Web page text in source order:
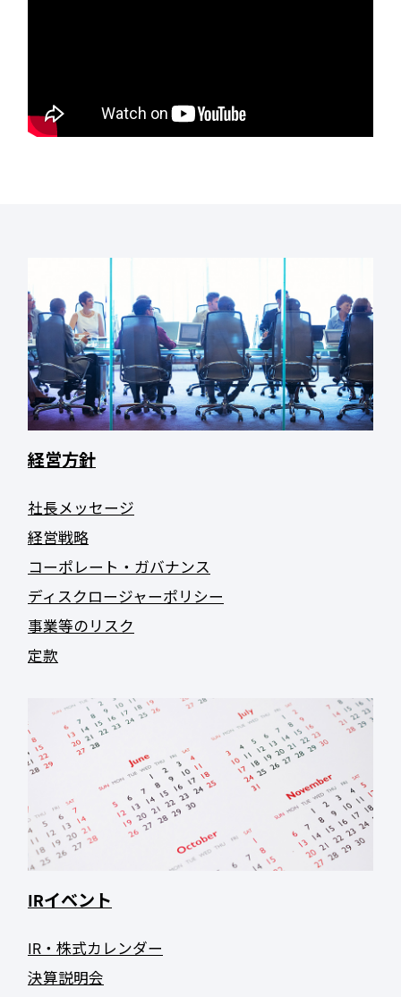
経営方針
社長メッセージ
経営戦略
コーポレート・ガバナンス
ディスクロージャーポリシー
事業等のリスク
定款
IRイベント
IR・株式カレンダー
決算説明会